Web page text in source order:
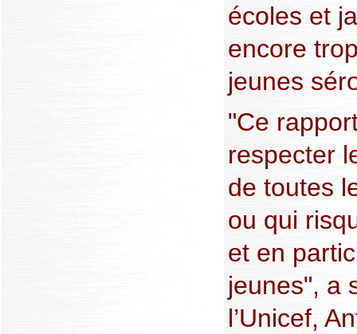
écoles et
encore
jeunes
"Ce
respecter
de toutes
ou qui
et en
jeunes", a
l’Unicef,